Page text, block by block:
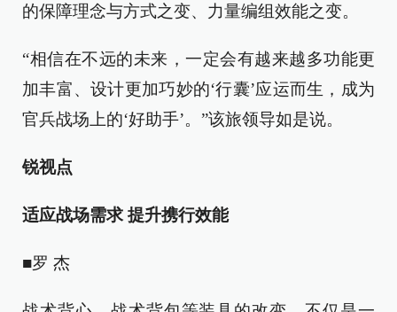
的保障理念与方式之变、力量编组效能之变。
“相信在不远的未来，一定会有越来越多功能更
加丰富、设计更加巧妙的‘行囊’应运而生，成为
官兵战场上的‘好助手’。”该旅领导如是说。
锐视点
适应战场需求 提升携行效能
■罗 杰